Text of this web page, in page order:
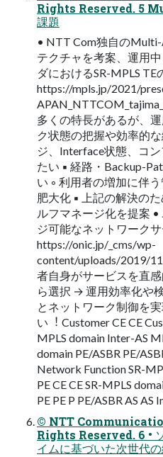
Rights Reserved. 5
課題
• NTT Com独⾃のMulti-
テクチャを考案、運⽤
ダにおけるSR-MPLS TE
https://mpls.jp/2021/
多くの特⻑があるが、
ク状態の把握や効率的
ジ、Interface状態、コ
たい ▪ 経路・Backup-
い ◦ 利⽤者の増加に伴
肥⼤化 ▪ 上記の解決の
ルフマネージ化を提案
ジ可能なネットワーク
https://onic.jp/_cms/wp-
content/uploads/2019/
者⾃⾝がサービスを直
ら選択 → 運⽤効率化や
とネットワーク制御を
い︕ Customer CE CE
MPLS domain Inter-AS
domain PE/ASBR PE/
Network Function SR-
PE CE CE SR-MPLS
PE PE P PE/ASBR AS
© NTT
Rights Reserved. 6 •
イムに基づいた次世代